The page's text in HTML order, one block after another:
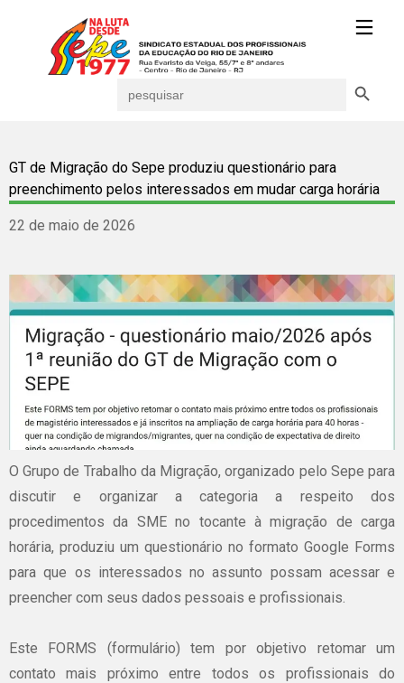
for:
GT de Migração do Sepe produziu questionário para
preenchimento pelos interessados em mudar carga horária
22 de maio de 2026
O Grupo de Trabalho da Migração, organizado pelo Sepe para
discutir e organizar a categoria a respeito dos
procedimentos da SME no tocante à migração de carga
horária, produziu um questionário no formato Google Forms
para que os interessados no assunto possam acessar e
preencher com seus dados pessoais e profissionais.
Este FORMS (formulário) tem por objetivo retomar um
contato mais próximo entre todos os profissionais do